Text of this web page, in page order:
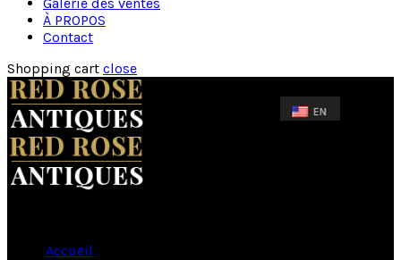
À PROPOS
Contact
Shopping cart close
Accueil